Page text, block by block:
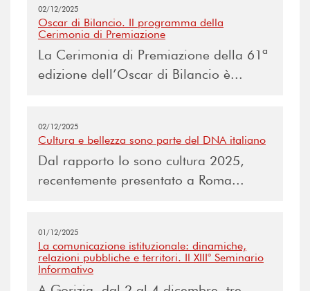
02/12/2025
Oscar di Bilancio. Il programma della
Cerimonia di Premiazione
La Cerimonia di Premiazione della 61ª
edizione dell’Oscar di Bilancio è...
02/12/2025
Cultura e bellezza sono parte del DNA italiano
Dal rapporto Io sono cultura 2025,
recentemente presentato a Roma...
01/12/2025
La comunicazione istituzionale: dinamiche,
relazioni pubbliche e territori. Il XIII° Seminario
Informativo